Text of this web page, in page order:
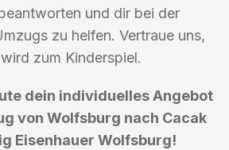
und dir bei der
zu helfen. Vertraue uns,
zum Kinderspiel.
dein individuelles Angebot
von Wolfsburg nach Cacak
Eisenhauer Wolfsburg!